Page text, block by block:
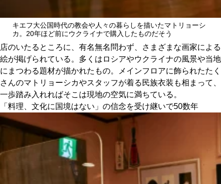
キエフ大公国時代の教会や人々の暮らしを描いたマトリョーシ
カ。20年ほど前にウクライナで購入したものだそう
店のいたるところに、有名無名問わず、さまざまな画家による
絵が掲げられている。多くはロシアやウクライナの風景や当地
にまつわる題材が描かれたもの。メインフロアに飾られたたく
さんのマトリョーシカやスタッフが着る民族衣装も相まって、
一歩踏み入れればそこは現地の空気に満ちている。
「料理、文化に国境はない」の信念を受け継いで50数年